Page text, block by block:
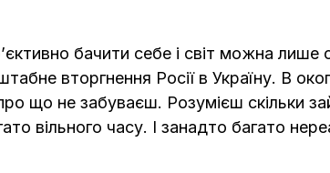
бачити себе і світ можна лише
вторгнення Росії в Україну. В
що не забуваєш. Розумієш скільки
вільного часу. І занадто багато